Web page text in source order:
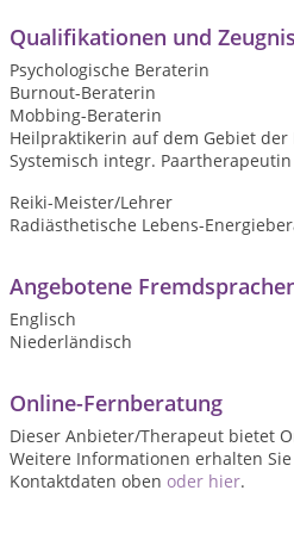
Qualifikationen und
Psychologische Beraterin
Burnout-Beraterin
Mobbing-Beraterin
Heilpraktikerin auf dem Gebiet der
Systemisch integr. Paartherapeutin
Reiki-Meister/Lehrer
Radiästhetische Lebens-
Angebotene
Englisch
Niederländisch
Online-Fernberatung
Dieser Anbieter/Therapeut bietet
Weitere Informationen erhalten
Kontaktdaten oben oder hier.